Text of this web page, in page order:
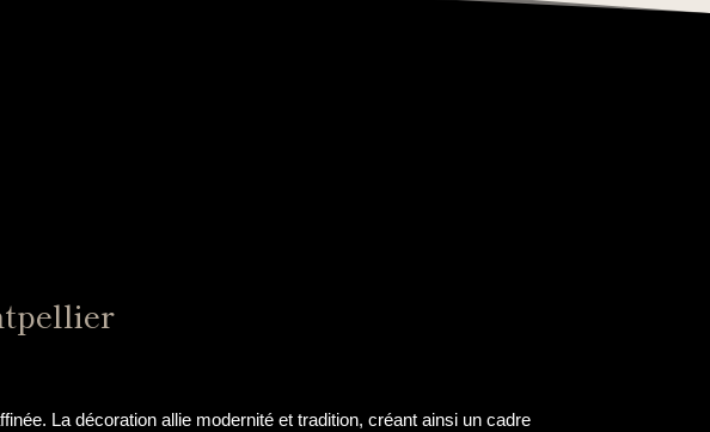
La décoration allie modernité et tradition, créant ainsi un cadre